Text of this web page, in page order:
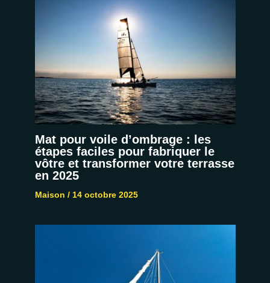
Mat pour voile d’ombrage : les
étapes faciles pour fabriquer le
vôtre et transformer votre terrasse
en 2025
Maison / 14 octobre 2025